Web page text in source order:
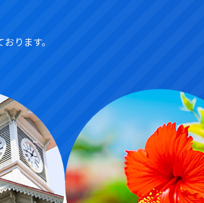
ります。